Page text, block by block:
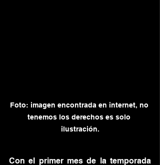
Foto: imagen encontrada en internet, no
tenemos los derechos es solo
ilustración.
Con el primer mes de la temporada